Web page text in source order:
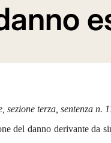
sezione terza, sentenza n.
del danno derivante da